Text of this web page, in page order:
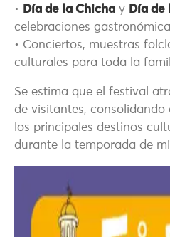
• Día de la Chicha y Día de
celebraciones
• Conciertos, muestras
culturales para toda la
Se estima que el festival
de visitantes, consolidando
los principales destinos
durante la temporada de